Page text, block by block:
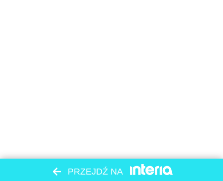
PRZEJDŹ NA